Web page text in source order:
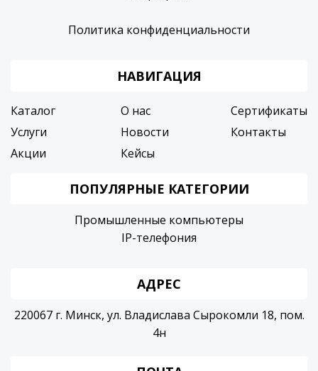
Политика конфиденциальности
НАВИГАЦИЯ
Каталог
Услуги
Акции
О нас
Новости
Кейсы
Сертификаты
Контакты
ПОПУЛЯРНЫЕ КАТЕГОРИИ
Промышленные компьютеры
IP-телефония
АДРЕС
220067 г. Минск, ул. Владислава Сырокомли 18, пом.
4н